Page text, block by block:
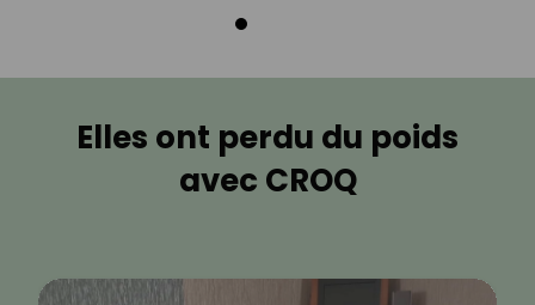
Elles ont perdu du poids
avec CROQ